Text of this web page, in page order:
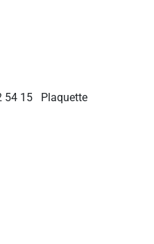
54 15 Plaquette